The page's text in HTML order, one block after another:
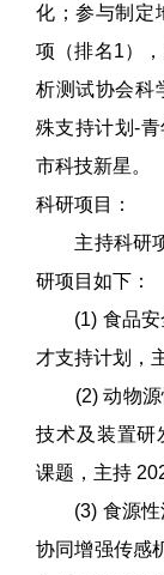
化；参与制定
项（排名1）
析测试协会科
殊支持计划-
市科技新星。
科研项目：
主持科研项
研项目如下：
(1) 食品安全
才支持计划，
(2) 动物源
技术及装置研
课题，主持
(3) 食源性
协同增强传感